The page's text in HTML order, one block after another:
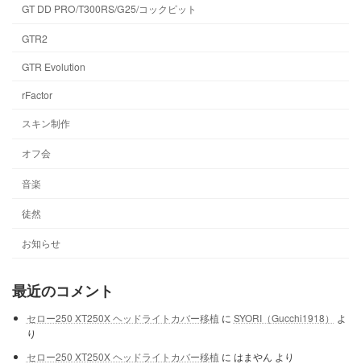
GT DD PRO/T300RS/G25/コックピット
GTR2
GTR Evolution
rFactor
スキン制作
オフ会
音楽
徒然
お知らせ
最近のコメント
セロー250 XT250X ヘッドライトカバー移植 に SYORI（Gucchi1918）
よ
り
セロー250 XT250X ヘッドライトカバー移植 に はまやん より